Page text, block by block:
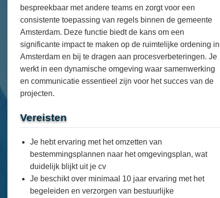
bespreekbaar met andere teams en zorgt voor een
consistente toepassing van regels binnen de gemeente
Amsterdam. Deze functie biedt de kans om een
significante impact te maken op de ruimtelijke ordening in
Amsterdam en bij te dragen aan procesverbeteringen. Je
werkt in een dynamische omgeving waar samenwerking
en communicatie essentieel zijn voor het succes van de
projecten.
Vereisten
Je hebt ervaring met het omzetten van
bestemmingsplannen naar het omgevingsplan, wat
duidelijk blijkt uit je cv
Je beschikt over minimaal 10 jaar ervaring met het
begeleiden en verzorgen van bestuurlijke